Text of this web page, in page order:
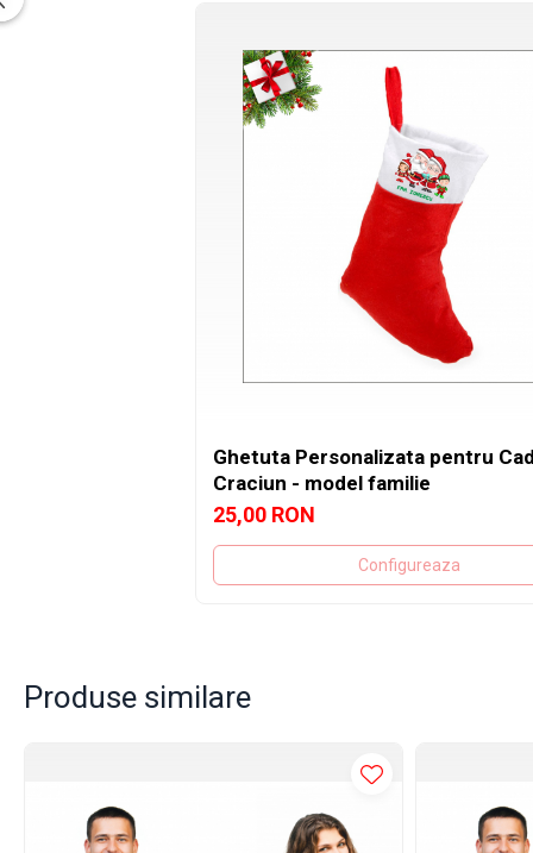
Ghetuta Personalizata pentru
Craciun - model familie
25,00 RON
Configureaza
Produse similare